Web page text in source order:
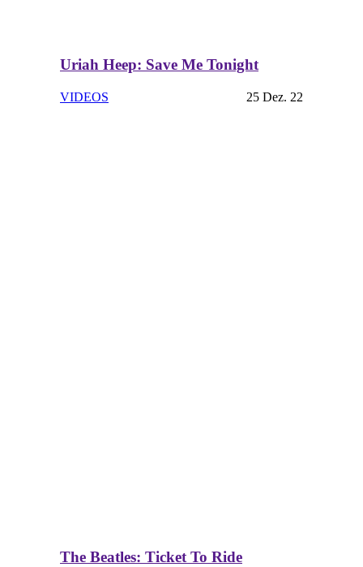
Uriah Heep: Save Me Tonight
VIDEOS 25 Dez. 22
The Beatles: Ticket To Ride